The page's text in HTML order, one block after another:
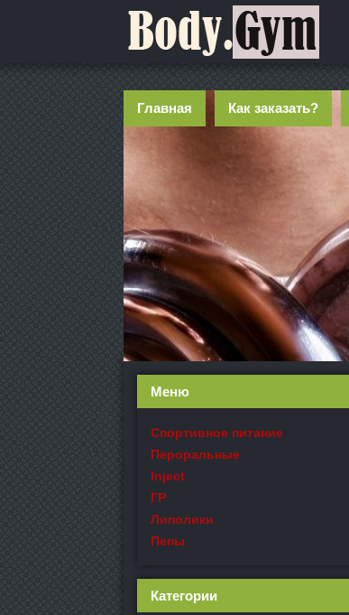
Главная Как заказать?
Меню
Спортивное питание
Пероральные
Inject
ГР
Липолики
Пепы
Категории